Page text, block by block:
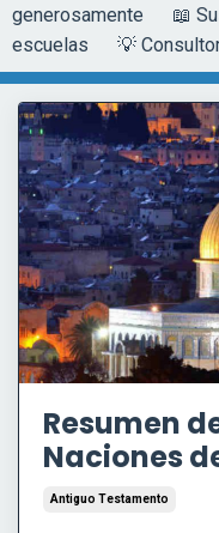
generosamente
📖
escuelas
💡
Resumen
Naciones
Antiguo Testamento